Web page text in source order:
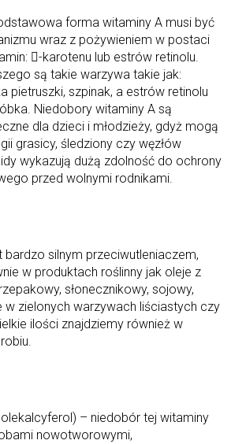
forma witaminy A musi być
wraz z pożywieniem w postaci
-karotenu lub estrów retinolu.
są takie warzywa takie jak:
pietruszki, szpinak, a estrów retinolu
Niedobory witaminy A są
dla dzieci i młodzieży, gdyż mogą
grasicy, śledziony czy węzłów
wykazują dużą zdolność do ochrony
przed wolnymi rodnikami.
silnym przeciwutleniaczem,
w produktach roślinny jak oleje z
słonecznikowy, sojowy,
w zielonych warzywach liściastych czy
ilości znajdziemy również w
– niedobór tej witaminy
nowotworowymi,